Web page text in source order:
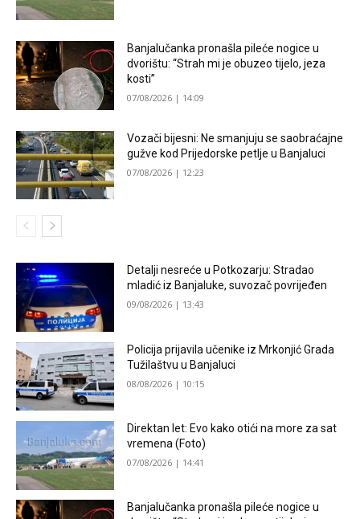
Banjalučanka pronašla pileće nogice u
dvorištu: “Strah mi je obuzeo tijelo, jeza
kosti”
07/08/2026 | 14:09
Vozači bijesni: Ne smanjuju se saobraćajne
gužve kod Prijedorske petlje u Banjaluci
07/08/2026 | 12:23
Detalji nesreće u Potkozarju: Stradao
mladić iz Banjaluke, suvozač povrijeđen
09/08/2026 | 13:43
Policija prijavila učenike iz Mrkonjić Grada
Tužilaštvu u Banjaluci
08/08/2026 | 10:15
Direktan let: Evo kako otići na more za sat
vremena (Foto)
07/08/2026 | 14:41
Banjalučanka pronašla pileće nogice u